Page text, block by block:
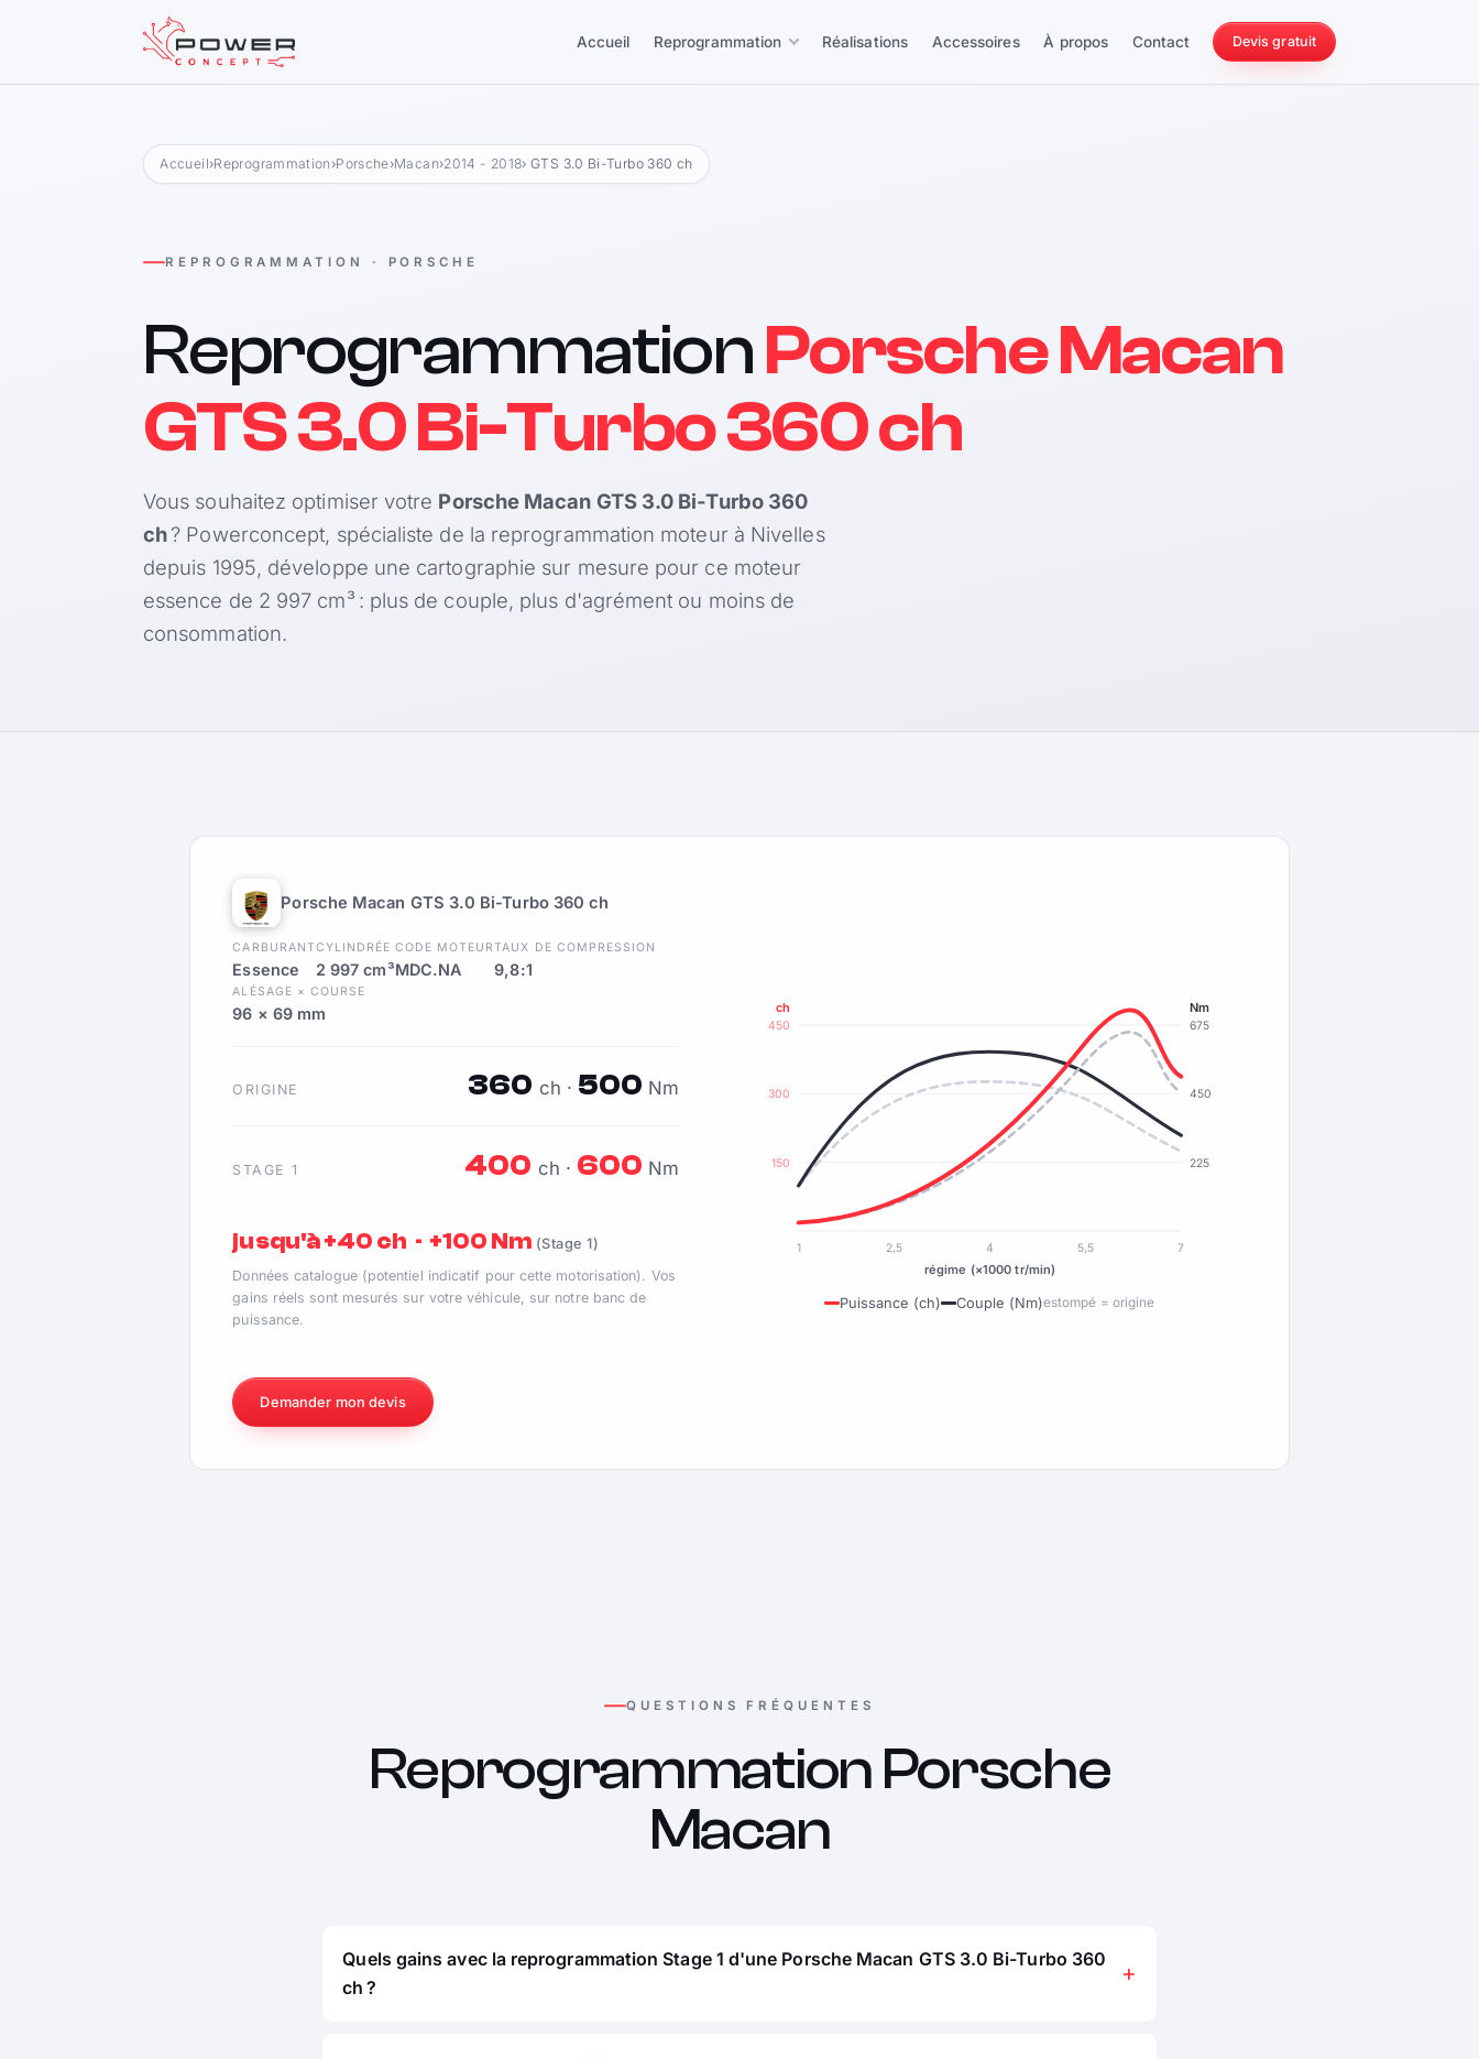
Accueil Reprogrammation Réalisations Accessoires À propos Contact Devis gratuit
228 Nm
Accueil›Reprogrammation ›Porsche›Macan›2014 - 2018› GTS 3.0 Bi-Turbo 360 ch
REPROGRAMMATION · PORSCHE
ReprogrammationPorsche Macan
GTS 3.0 Bi-Turbo 360 ch
Vous souhaitez optimiser votre Porsche Macan GTS 3.0 Bi-Turbo 360
ch? Powerconcept, spécialiste de la reprogrammation moteur à Nivelles
depuis 1995, développe une cartographie sur mesure pour ce moteur
essence de 2 997 cm³ : plus de couple, plus d'agrément ou moins de
consommation.
Porsche Macan GTS 3.0 Bi-Turbo 360 ch
CARBURANT
Essence
CYLINDRÉE
2 997 cm³
CODE MOTEUR
MDC.NA
TAUX DE COMPRESSION
9,8:1
ALÉSAGE × COURSE
96 × 69 mm
ORIGINE 360 ch · 500 Nm
STAGE 1 400 ch · 600 Nm
jusqu'à +40 ch · +100 Nm (Stage 1)
Données catalogue (potentiel indicatif pour cette motorisation). Vos
gains réels sont mesurés sur votre véhicule, sur notre banc de
puissance.
150
300
450
225
450
675
ch Nm
1 2,5 4 5,5 7
régime (×1000 tr/min)
Puissance (ch) Couple (Nm)estompé = origine
Demander mon devis
QUESTIONS FRÉQUENTES
Reprogrammation Porsche
Macan
Quels gains avec la reprogrammation Stage 1 d'une Porsche Macan GTS 3.0 Bi-Turbo 360
ch ?